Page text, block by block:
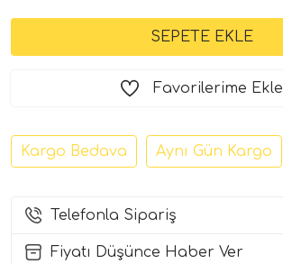
Setleri)
Favorilerime Ekle
Kargo Bedava Aynı Gün Kargo
Telefonla Sipariş
Fiyatı Düşünce Haber Ver